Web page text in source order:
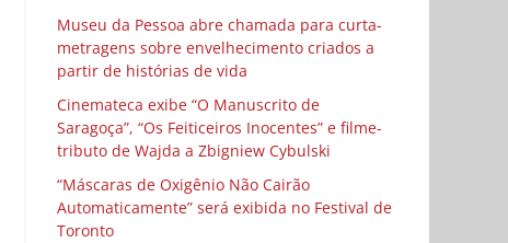
Museu da Pessoa abre chamada para curta-
metragens sobre envelhecimento criados a
partir de histórias de vida
Cinemateca exibe “O Manuscrito de
Saragoça”, “Os Feiticeiros Inocentes” e filme-
tributo de Wajda a Zbigniew Cybulski
“Máscaras de Oxigênio Não Cairão
Automaticamente” será exibida no Festival de
Toronto